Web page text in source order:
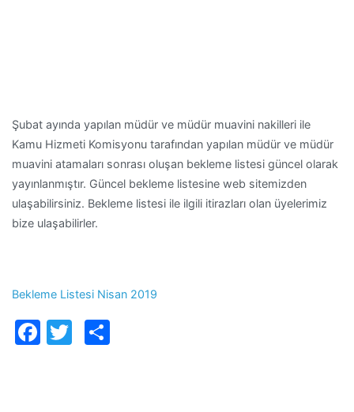
Şubat ayında yapılan müdür ve müdür muavini nakilleri ile
Kamu Hizmeti Komisyonu tarafından yapılan müdür ve müdür
muavini atamaları sonrası oluşan bekleme listesi güncel olarak
yayınlanmıştır. Güncel bekleme listesine web sitemizden
ulaşabilirsiniz. Bekleme listesi ile ilgili itirazları olan üyelerimiz
bize ulaşabilirler.
Bekleme Listesi Nisan 2019
Facebook
Twitter